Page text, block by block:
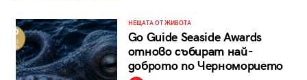
НЕЩАТА ОТ ЖИВОТА
Go Guide Seaside Awards
отново събират най-
доброто по Черноморието